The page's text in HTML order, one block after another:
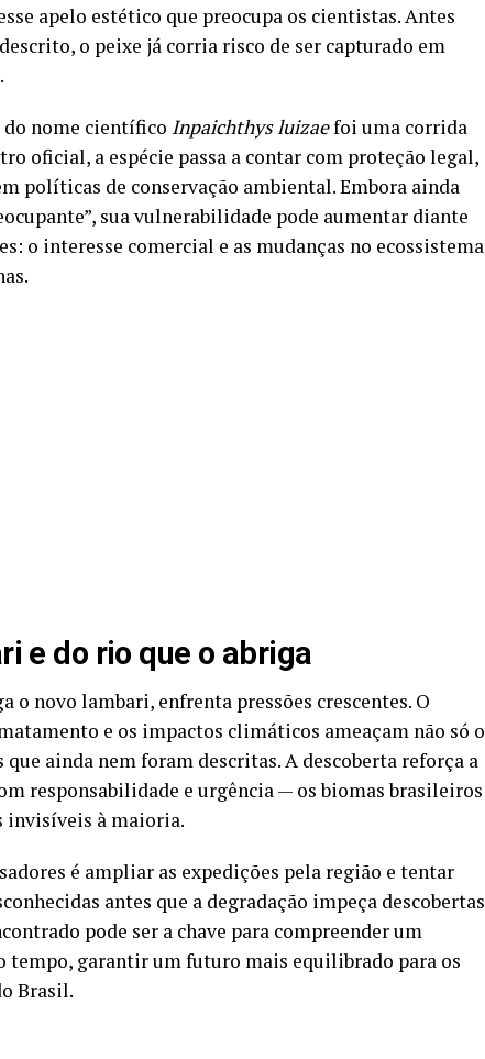
apelo estético que preocupa os cientistas. Antes
o peixe já corria risco de ser capturado em
do nome científico Inpaichthys luizaefoi uma corrida
oficial, a espécie passa a contar com proteção legal,
políticas de conservação ambiental. Embora ainda
sua vulnerabilidade pode aumentar diante
o interesse comercial e as mudanças no ecossistema
e do rio que o abriga
o novo lambari, enfrenta pressões crescentes. O
e os impactos climáticos ameaçam não só o
que ainda nem foram descritas. A descoberta reforça a
responsabilidade e urgência — os biomas brasileiros
invisíveis à maioria.
é ampliar as expedições pela região e tentar
antes que a degradação impeça descobertas
pode ser a chave para compreender um
tempo, garantir um futuro mais equilibrado para os
Brasil.